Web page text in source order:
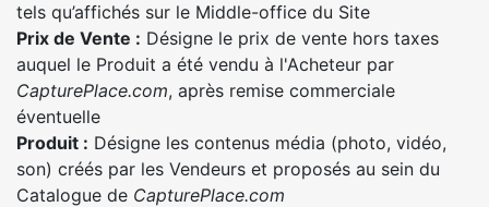
tels qu’affichés sur le Middle-office du Site
Prix de Vente : Désigne le prix de vente hors taxes
auquel le Produit a été vendu à l'Acheteur par
CapturePlace.com, après remise commerciale
éventuelle
Produit : Désigne les contenus média (photo, vidéo,
son) créés par les Vendeurs et proposés au sein du
Catalogue de CapturePlace.com